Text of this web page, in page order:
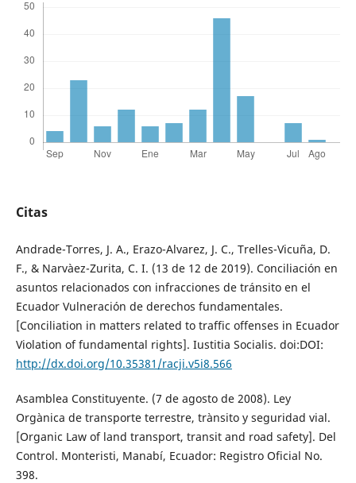
Citas
Andrade-Torres, J. A., Erazo-Alvarez, J. C., Trelles-Vicuña, D.
F., & Narvàez-Zurita, C. I. (13 de 12 de 2019). Conciliación en
asuntos relacionados con infracciones de tránsito en el
Ecuador Vulneración de derechos fundamentales.
[Conciliation in matters related to traffic offenses in Ecuador
Violation of fundamental rights]. Iustitia Socialis. doi:DOI:
http://dx.doi.org/10.35381/racji.v5i8.566
Asamblea Constituyente. (7 de agosto de 2008). Ley
Orgànica de transporte terrestre, trànsito y seguridad vial.
[Organic Law of land transport, transit and road safety]. Del
Control. Monteristi, Manabí, Ecuador: Registro Oficial No.
398.